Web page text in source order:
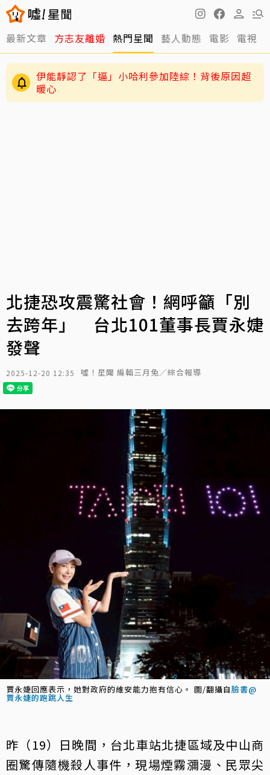
最新文章 方志友離婚 熱門星聞 藝人動態 電影 電視
王彩樺認了「最後一次Do臉」 親揭內幕：這次做
完撐10幾年
北捷恐攻震驚社會！網呼籲「別
去跨年」 台北101董事長賈永婕
發聲
2025-12-20 12:35 噓！星聞 編輯三月兔／綜合報導
賈永婕回應表示，她對政府的維安能力抱有信心。 圖/翻攝自臉書@
賈永婕的跑跳人生
昨（19）日晚間，台北車站北捷區域及中山商
圈驚傳隨機殺人事件，現場煙霧瀰漫、民眾尖